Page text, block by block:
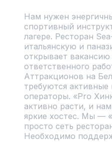
Нам нужен
спортивный
лагере. Ресторан
итальянскую и
открывает вакансию
ответственного
Аттракционов на
требуются активные
операторы. «Pro
активно расти, и
яркие хостес. Мы —
просто сеть
Необходимо